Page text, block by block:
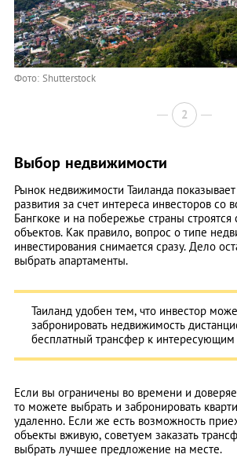
Фото: Shutterstock
2
Выбор недвижимости
Рынок недвижимости Таиланда
развития за счет интереса инвесторов со
Бангкоке и на побережье страны
объектов. Как правило, вопрос о типе
инвестирования снимается сразу. Дело
выбрать апартаменты.
Таиланд удобен тем, что инвестор
забронировать недвижимость
бесплатный трансфер к интересующим
Если вы ограничены во времени и
то можете выбрать и забронировать
удаленно. Если же есть возможность
объекты вживую, советуем заказать
выбрать лучшее предложение на месте.